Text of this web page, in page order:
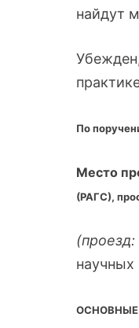
найдут
По
Место
(РАГС),
(проезд:
научных
ОСНОВНЫЕ